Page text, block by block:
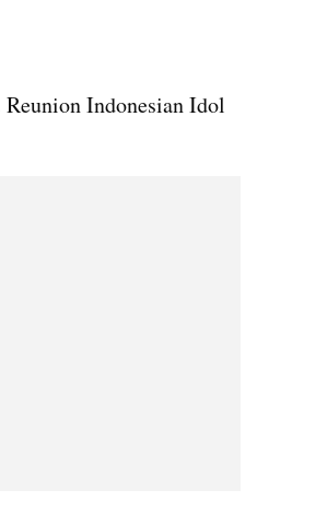
Indonesian Idol